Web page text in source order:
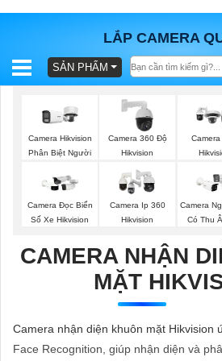
LẮP CAMERA
BÁO
TRỌN
GÓI
SẢN
LẮP
SẢN PHẨM
Camera Hikvision
Phân Biệt Người
Camera 360 Độ
Hikvision
Camera
Camera Đọc Biển
Số Xe Hikvision
Camera Ip 360
Hikvision
Camera
Có Thu
CAMERA NHẬN
MẶT
Camera nhận diện khuôn mặt Hikvision
Face Recognition, giúp nhận diện và